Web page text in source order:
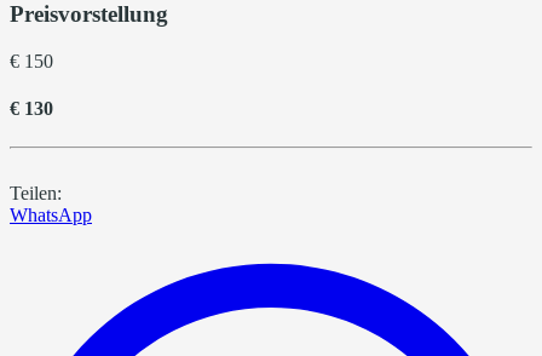
Preisvorstellung
€ 150
€ 130
Teilen:
WhatsApp